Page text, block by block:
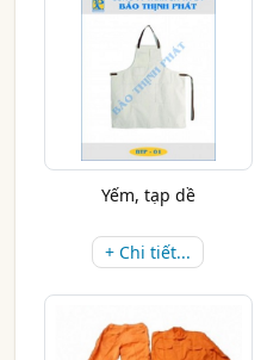
Yếm, tạp dề
+ Chi tiết...